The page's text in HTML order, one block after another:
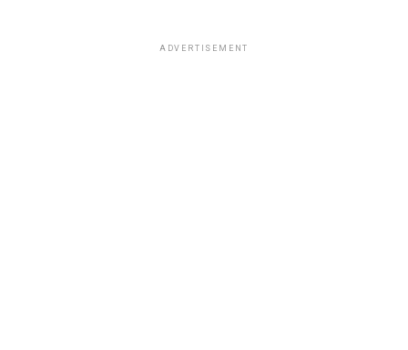
ADVERTISEMENT